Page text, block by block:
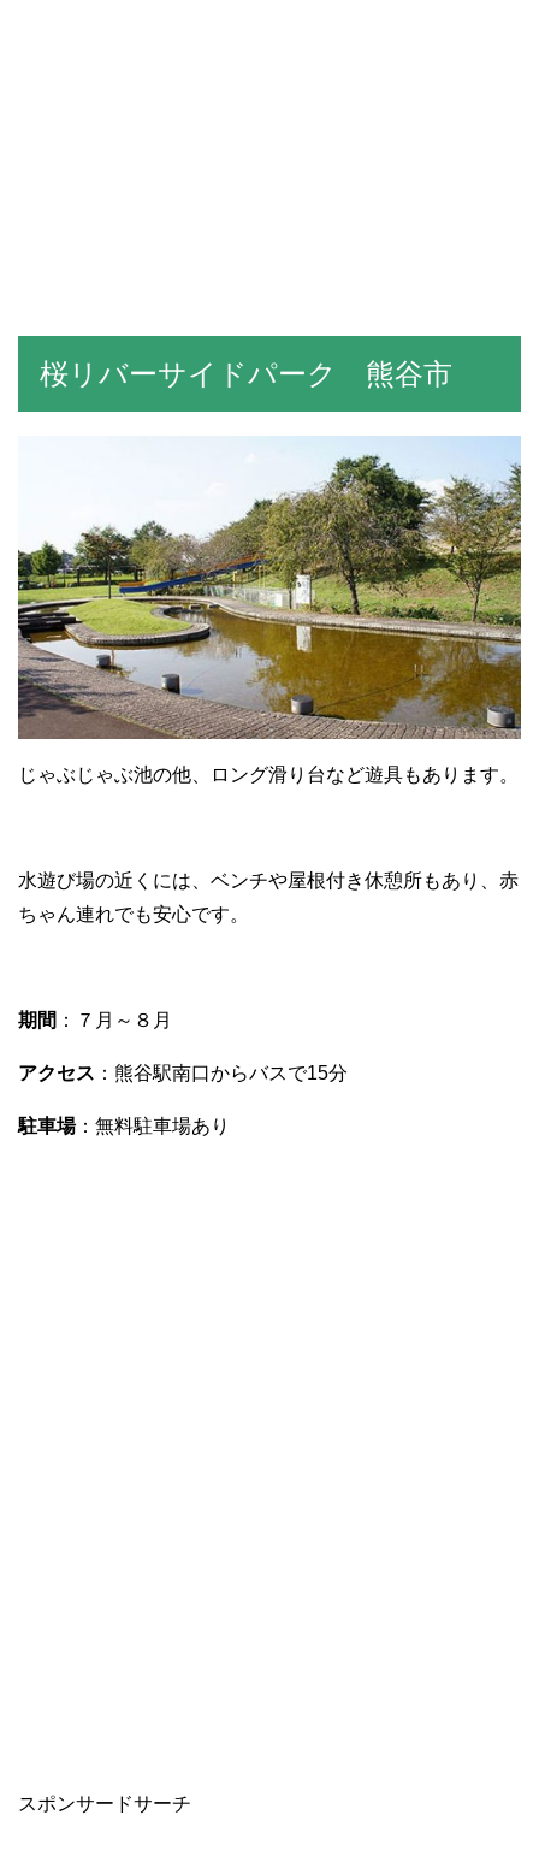
桜リバーサイドパーク 熊谷市
じゃぶじゃぶ池の他、ロング滑り台など遊具もあります。
水遊び場の近くには、ベンチや屋根付き休憩所もあり、赤
ちゃん連れでも安心です。
期間 ：７月～８月
アクセス ：熊谷駅南口からバスで15分
駐車場：無料駐車場あり
スポンサードサーチ